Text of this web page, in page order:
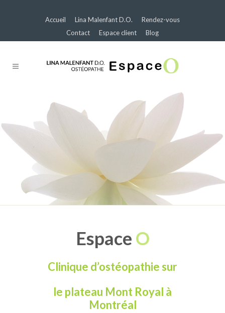
Accueil Lina Malenfant D.O.
Rendez-vous
Contact
Espace client Blog
Espace O
Clinique d’ostéopathie sur
le plateau Mont Royal à
Montréal